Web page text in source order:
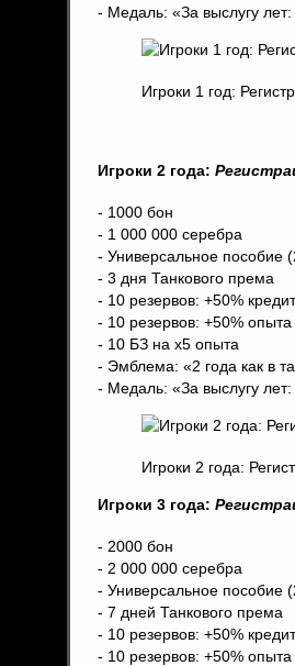
- Медаль: «За выслугу
Игроки 1 год:
Игроки 2 года:
- 1000 бон
- 1 000 000 серебра
- Универсальное пособие
- 3 дня Танкового према
- 10 резервов: +50%
- 10 резервов: +50% опыта
- 10 БЗ на x5 опыта
- Эмблема: «2 года как в
- Медаль: «За выслугу
Игроки 2 года:
Игроки 3 года:
- 2000 бон
- 2 000 000 серебра
- Универсальное пособие
- 7 дней Танкового према
- 10 резервов: +50%
- 10 резервов: +50% опыта